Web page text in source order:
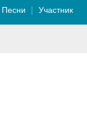
Песни Участник